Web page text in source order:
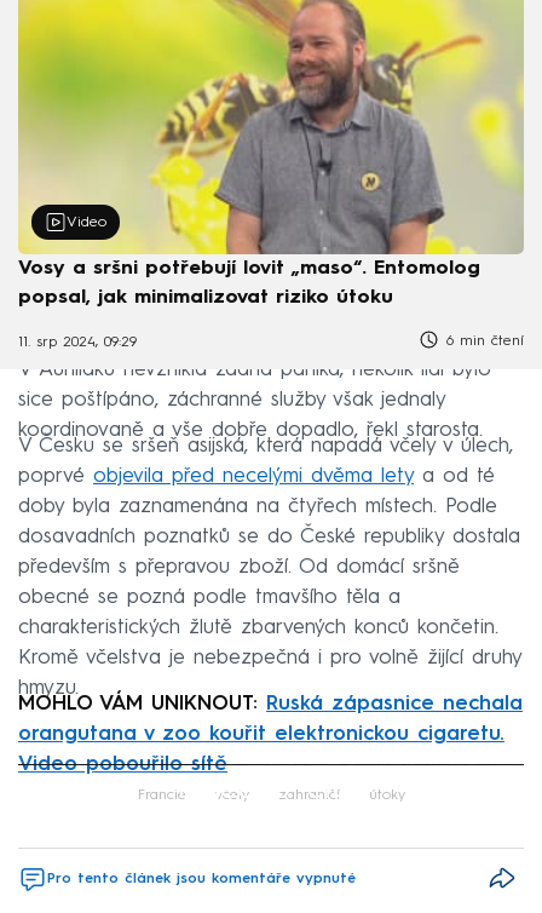
Video
Vosy a sršni potřebují lovit „maso“. Entomolog
popsal, jak minimalizovat riziko útoku
11. srp 2024, 09:29 6 min čtení
V Aurillaku nevznikla žádná panika, několik lidí bylo
sice poštípáno, záchranné služby však jednaly
koordinovaně a vše dobře dopadlo, řekl starosta.
V Česku se sršeň asijská, která napadá včely v úlech,
poprvé objevila před necelými dvěma letya od té
doby byla zaznamenána na čtyřech místech. Podle
dosavadních poznatků se do České republiky dostala
především s přepravou zboží. Od domácí sršně
obecné se pozná podle tmavšího těla a
charakteristických žlutě zbarvených konců končetin.
Kromě včelstva je nebezpečná i pro volně žijící druhy
hmyzu.
MOHLO VÁM UNIKNOUT:
Ruská zápasnice nechala
orangutana v zoo kouřit elektronickou cigaretu.
Video pobouřilo sítě
Failed to fetch
Francie včely zahraničí útoky
Pro tento článek jsou komentáře vypnuté